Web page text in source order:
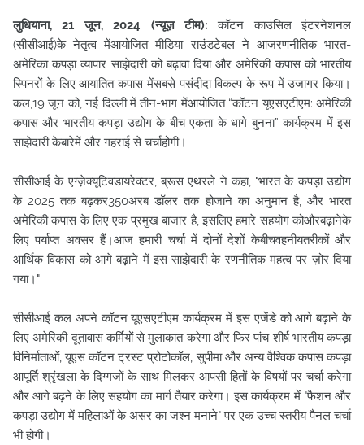
लुधियाना, 21 जून, 2024 (न्यूज़ टीम): कॉटन काउंसिल इंटरनेशनल
(सीसीआई)के नेतृत्व मेंआयोजित मीडिया राउंडटेबल ने आजरणनीतिक भारत-
अमेरिका कपड़ा व्यापार साझेदारी को बढ़ावा दिया और अमेरिकी कपास को भारतीय
स्पिनरों के लिए आयातित कपास मेंसबसे पसंदीदा विकल्प के रूप में उजागर किया।
कल,19 जून को, नई दिल्ली में तीन-भाग मेंआयोजित “कॉटन यूएसएटीएम: अमेरिकी
कपास और भारतीय कपड़ा उद्योग के बीच एकता के धागे बुनना” कार्यक्रम में इस
साझेदारी केबारेमें और गहराई से चर्चाहोगी।
सीसीआई के एग्ज़ेक्यूटिवडायरेक्टर, ब्रूस एथरले ने कहा, "भारत के कपड़ा उद्योग
के 2025 तक बढ़कर350अरब डॉलर तक होजाने का अनुमान है, और भारत
अमेरिकी कपास के लिए एक प्रमुख बाजार है, इसलिए हमारे सहयोग कोऔरबढ़ानेके
लिए पर्याप्त अवसर हैं।आज हमारी चर्चा में दोनों देशों केबीचवहनीयतरीकों और
आर्थिक विकास को आगे बढ़ाने में इस साझेदारी के रणनीतिक महत्व पर ज़ोर दिया
गया।"
सीसीआई कल अपने कॉटन यूएसएटीएम कार्यक्रम में इस एजेंडे को आगे बढ़ाने के
लिए अमेरिकी दूतावास कर्मियों से मुलाकात करेगा और फिर पांच शीर्ष भारतीय कपड़ा
विनिर्माताओं, यूएस कॉटन ट्रस्ट प्रोटोकॉल, सुपीमा और अन्य वैश्विक कपास कपड़ा
आपूर्ति श्रृंखला के दिग्गजों के साथ मिलकर आपसी हितों के विषयों पर चर्चा करेगा
और आगे बढ़ने के लिए सहयोग का मार्ग तैयार करेगा। इस कार्यक्रम में "फैशन और
कपड़ा उद्योग में महिलाओं के असर का जश्न मनाने" पर एक उच्च स्तरीय पैनल चर्चा
भी होगी।